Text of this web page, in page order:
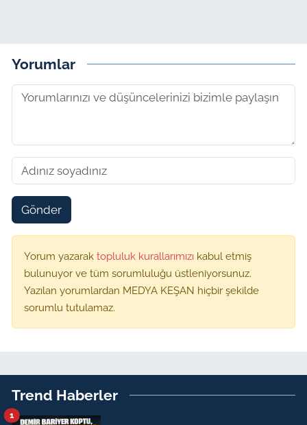
Yorumlar
Gönder
Yorum yazarak topluluk kurallarımızı kabul etmiş
bulunuyor ve tüm sorumluluğu üstleniyorsunuz.
Yazılan yorumlardan MEDYA KEŞAN hiçbir şekilde
sorumlu tutulamaz.
Trend Haberler
1